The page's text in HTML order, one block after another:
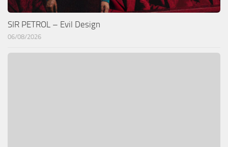
SIR PETROL – Evil Design
06/08/2026